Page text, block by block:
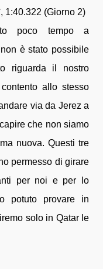
1:40.322 (Giorno 2)
poco tempo a
è stato possibile
riguarda il nostro
allo stesso
via da Jerez a
che non siamo
nuova. Questi tre
permesso di girare
per noi e per lo
potuto provare in
solo in Qatar le